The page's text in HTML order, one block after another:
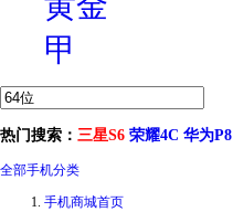
热门搜索： 三星S6 荣耀4C 华为P8
全部手机分类
手机商城首页